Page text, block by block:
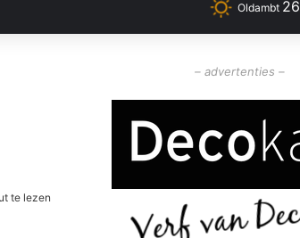
Oldambt 26
te lezen
– advertenties –